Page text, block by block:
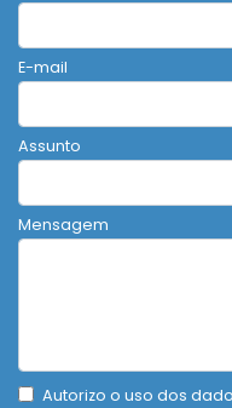
E-mail
Assunto
Mensagem
Autorizo o uso dos